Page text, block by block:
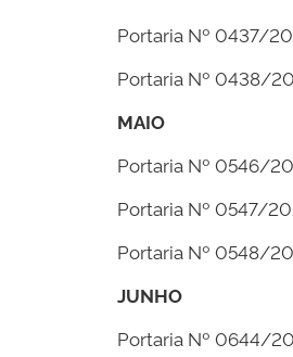
Portaria Nº 0437/
Portaria Nº 0438/
MAIO
Portaria Nº 0546/
Portaria Nº 0547/
Portaria Nº 0548/
JUNHO
Portaria Nº 0644/